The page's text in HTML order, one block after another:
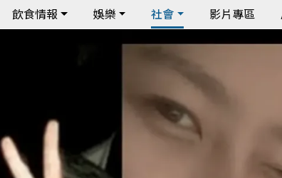
飲食情報 娛樂 社會 影片專區